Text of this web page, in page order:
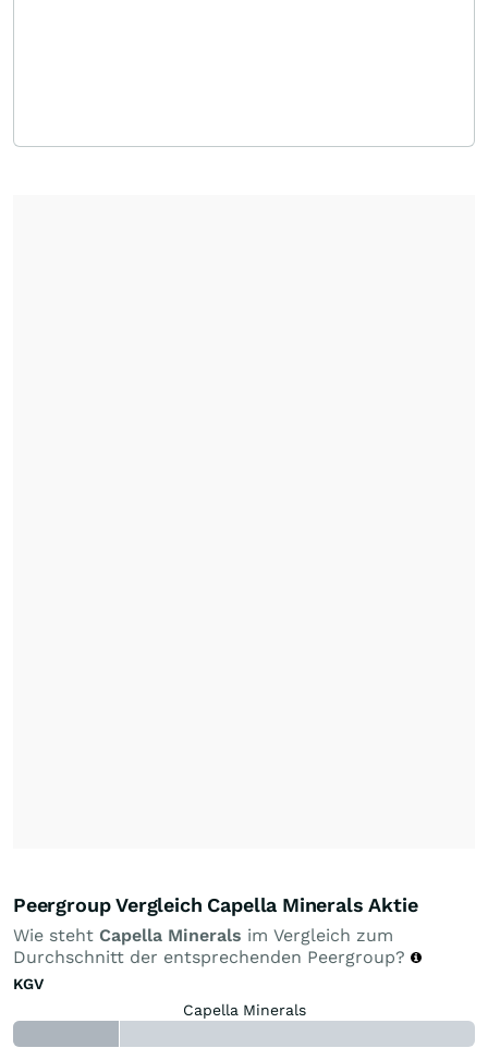
Peergroup Vergleich Capella Minerals Aktie
Wie steht Capella Minerals im Vergleich zum
Durchschnitt der entsprechenden Peergroup?
KGV
Capella Minerals